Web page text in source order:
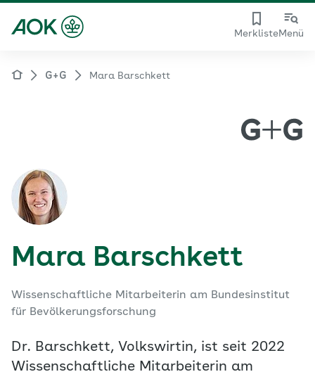
MerklisteMenü
G+G Mara Barschkett
Mara Barschkett
Wissenschaftliche Mitarbeiterin am Bundesinstitut
für Bevölkerungsforschung
Dr. Barschkett, Volkswirtin, ist seit 2022
Wissenschaftliche Mitarbeiterin am